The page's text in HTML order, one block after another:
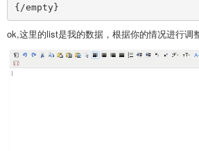
{/empty}
ok,这里的list是我的数据，根据你的情况进行调